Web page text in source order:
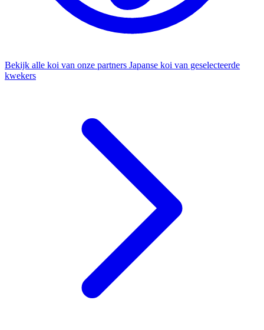
Bekijk alle koi van onze partners Japanse koi van geselecteerde
kwekers